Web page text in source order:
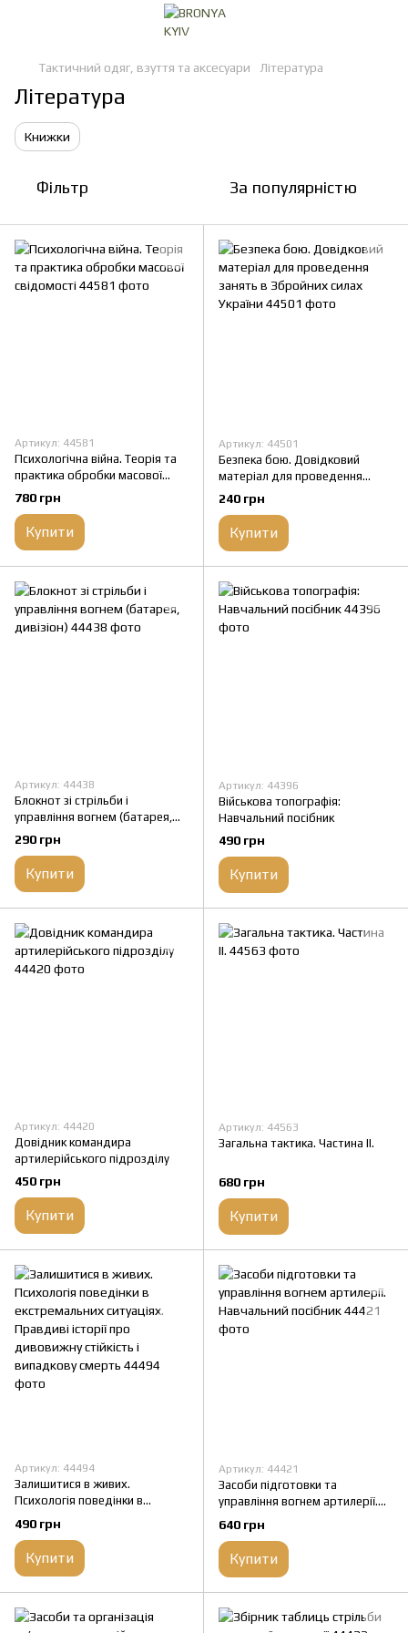
Тактичний одяг, взуття та аксесуари Література
Література
Книжки
Фільтр За популярністю
Артикул: 44581
Психологічна війна. Теорія та
практика обробки масової
свідомості
780 грн
Купити
Артикул: 44501
Безпека бою. Довідковий
матеріал для проведення
занять в Збройних силах
України
240 грн
Купити
Артикул: 44438
Блокнот зі стрільби і
управління вогнем (батарея,
дивізіон)
290 грн
Купити
Артикул: 44396
Військова топографія:
Навчальний посібник
490 грн
Купити
Артикул: 44420
Довідник командира
артилерійського підрозділу
450 грн
Купити
Артикул: 44563
Загальна тактика. Частина ІІ.
680 грн
Купити
Артикул: 44494
Залишитися в живих.
Психологія поведінки в
екстремальних ситуаціях.
Правдиві історії про
дивовижну стійкість і
випадкову смерть
490 грн
Купити
Артикул: 44421
Засоби підготовки та
управління вогнем артилерії.
Навчальний посібник
640 грн
Купити